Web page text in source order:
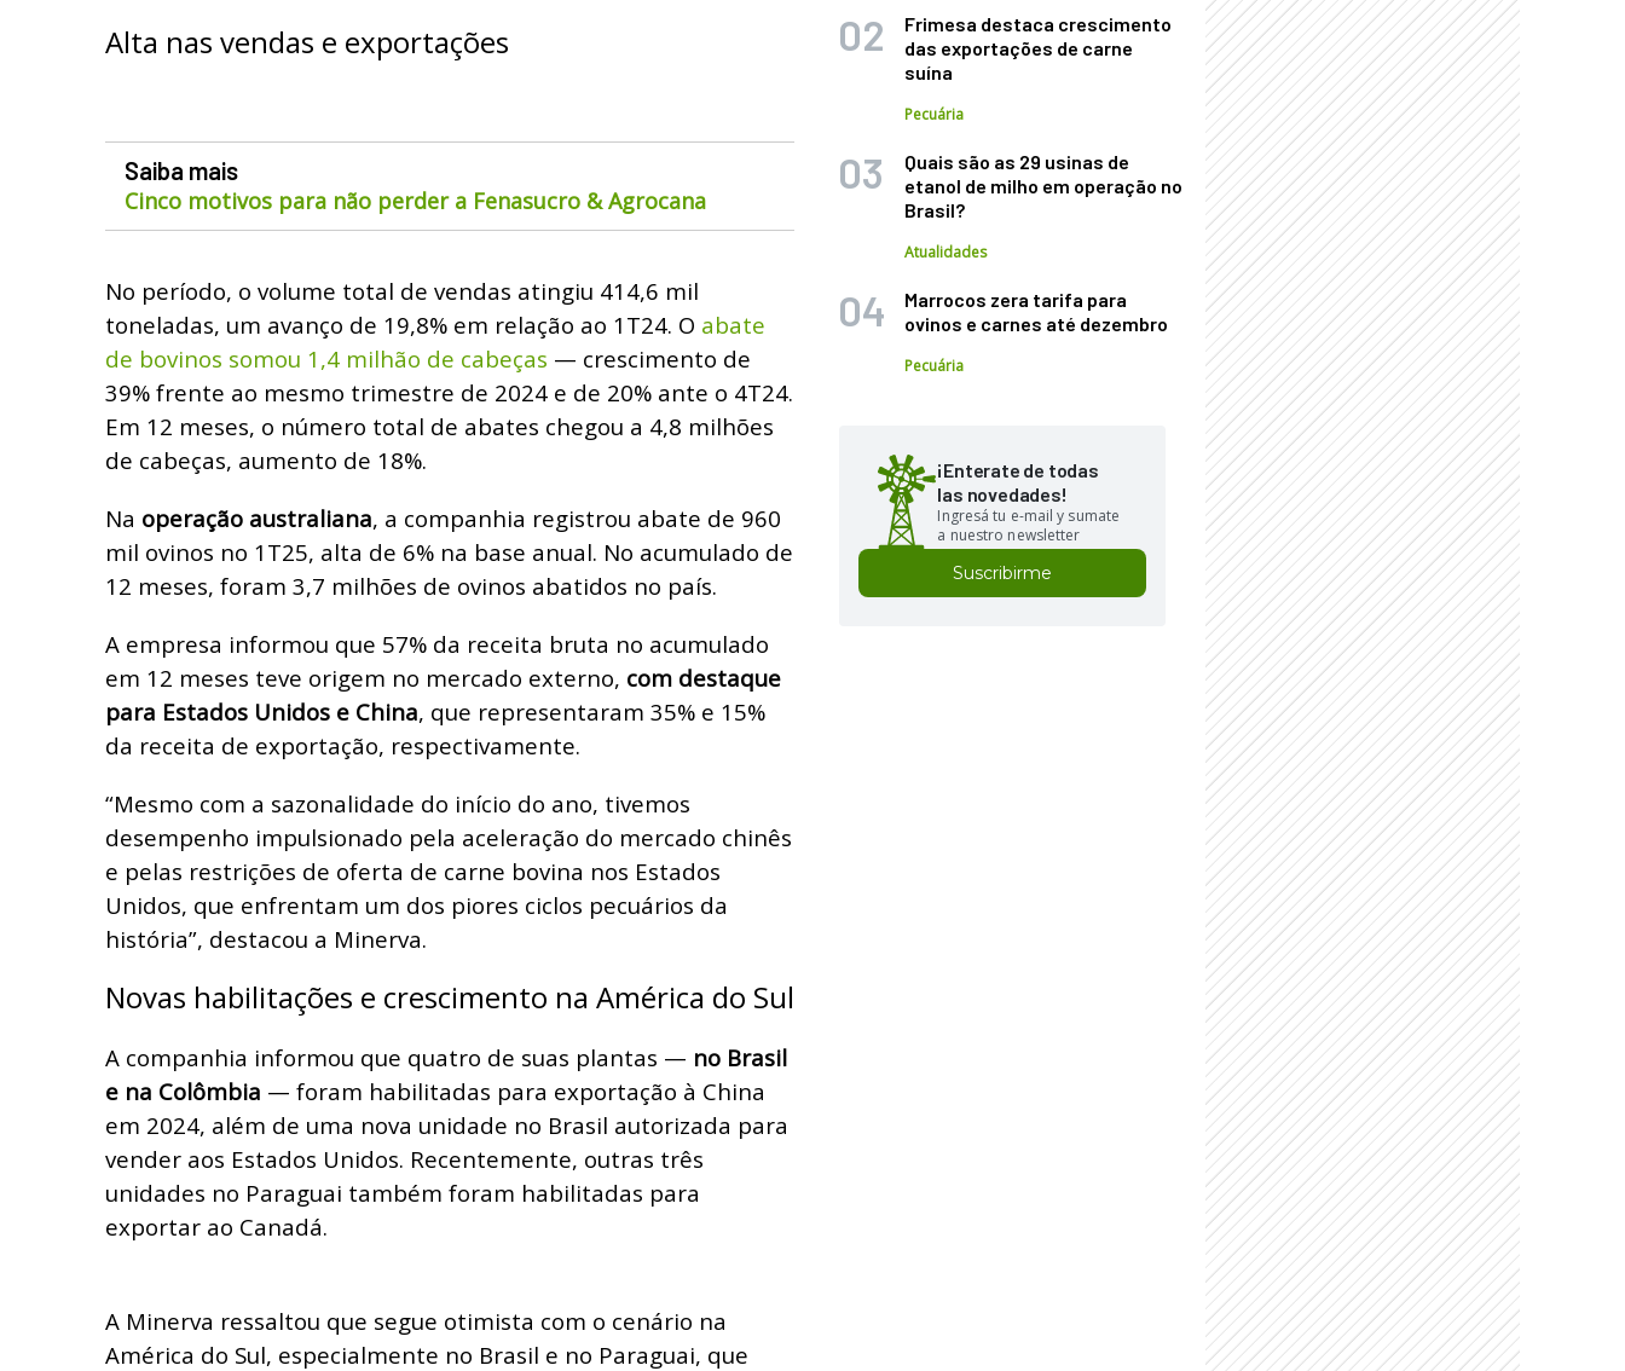
Alta nas vendas e exportações
Saiba mais
Cinco motivos para não perder a Fenasucro & Agrocana
No período, o volume total de vendas atingiu 414,6 mil
toneladas, um avanço de 19,8% em relação ao 1T24. O abate
de bovinos somou 1,4 milhão de cabeças — crescimento de
39% frente ao mesmo trimestre de 2024 e de 20% ante o 4T24.
Em 12 meses, o número total de abates chegou a 4,8 milhões
de cabeças, aumento de 18%.
Na operação australiana, a companhia registrou abate de 960
mil ovinos no 1T25, alta de 6% na base anual. No acumulado de
12 meses, foram 3,7 milhões de ovinos abatidos no país.
A empresa informou que 57% da receita bruta no acumulado
em 12 meses teve origem no mercado externo, com destaque
para Estados Unidos e China, que representaram 35% e 15%
da receita de exportação, respectivamente.
“Mesmo com a sazonalidade do início do ano, tivemos
desempenho impulsionado pela aceleração do mercado chinês
e pelas restrições de oferta de carne bovina nos Estados
Unidos, que enfrentam um dos piores ciclos pecuários da
história”, destacou a Minerva.
Novas habilitações e crescimento na América do Sul
A companhia informou que quatro de suas plantas — no Brasil
e na Colômbia — foram habilitadas para exportação à China
em 2024, além de uma nova unidade no Brasil autorizada para
vender aos Estados Unidos. Recentemente, outras três
unidades no Paraguai também foram habilitadas para
exportar ao Canadá.
A Minerva ressaltou que segue otimista com o cenário na
América do Sul, especialmente no Brasil e no Paraguai, que
Frimesa destaca crescimento
das exportações de carne
suína
Pecuária
Quais são as 29 usinas de
etanol de milho em operação no
Brasil?
Atualidades
Marrocos zera tarifa para
ovinos e carnes até dezembro
Pecuária
¡Enterate de todas
las novedades!
Ingresá tu e-mail y sumate
a nuestro newsletter
Suscribirme